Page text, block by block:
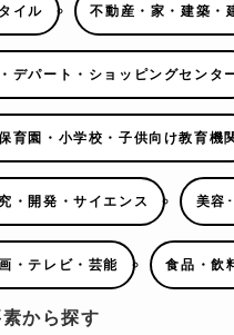
イル 不動産・家・建築・
デパート・ショッピングセンタ
育園・小学校・子供向け教育機
・開発・サイエンス 美容
・テレビ・芸能 食品・飲
から探す